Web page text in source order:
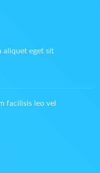
aliquet eget sit
facilisis leo vel